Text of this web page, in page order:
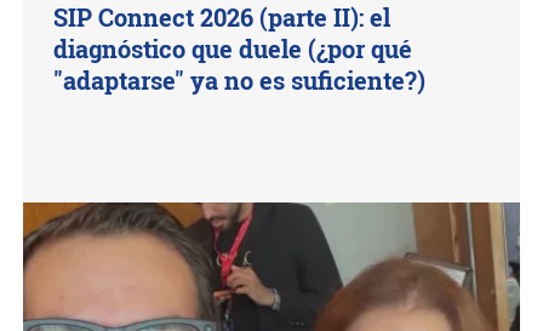
SIP Connect 2026 (parte II): el
diagnóstico que duele (¿por qué
"adaptarse" ya no es suficiente?)